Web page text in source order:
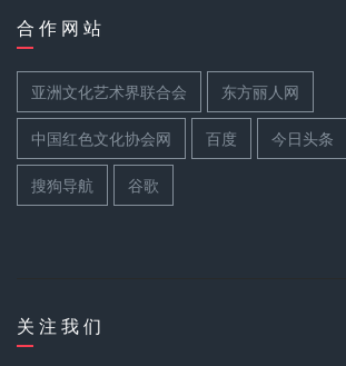
吴谨言
合 作 网 站
亚洲文化艺术界联合会 东方丽人网
中国红色文化协会网 百度 今日头条
搜狗导航 谷歌
关 注 我 们